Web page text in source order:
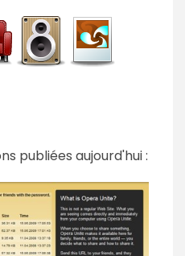
publiées aujourd'hui :